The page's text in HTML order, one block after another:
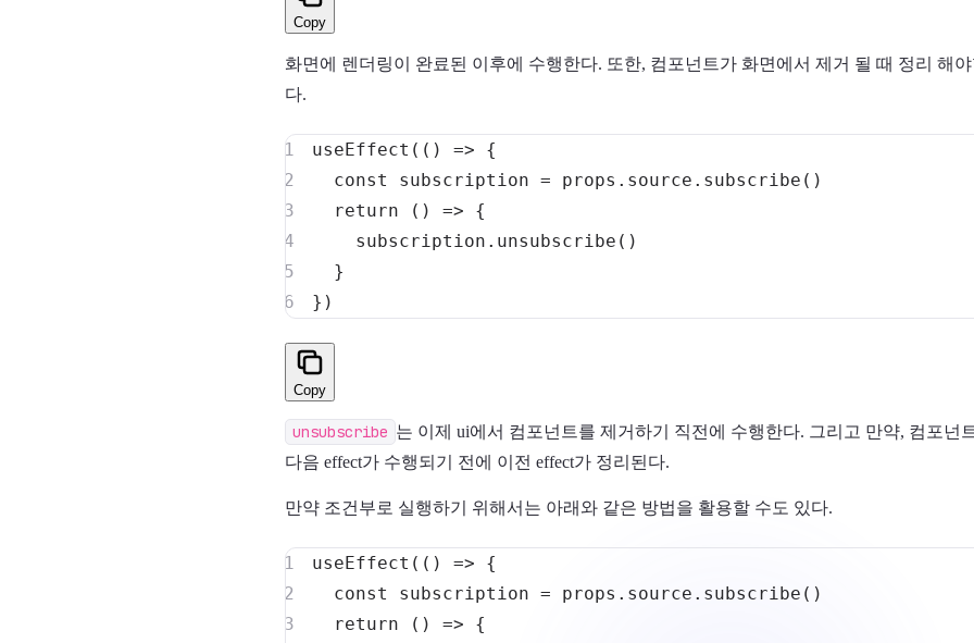
Copy
화면에 렌더링이 완료된 이후에 수행한다. 또한, 컴포넌트가 화면에서 제거 될 때 정리 해
다.
useEffect ( ( ) =>
{
const
subscription = props . source . subscribe ( )
return
( ) =>
{
    subscription
. unsubscribe ( )
}
} )
Copy
unsubscribe 는 이제 ui에서 컴포넌트를 제거하기 직전에 수행한다. 그리고 만약, 컴포넌
다음 effect가 수행되기 전에 이전 effect가 정리된다.
만약 조건부로 실행하기 위해서는 아래와 같은 방법을 활용할 수도 있다.
useEffect ( ( ) =>
{
const
subscription = props . source . subscribe ( )
return
( ) =>
{